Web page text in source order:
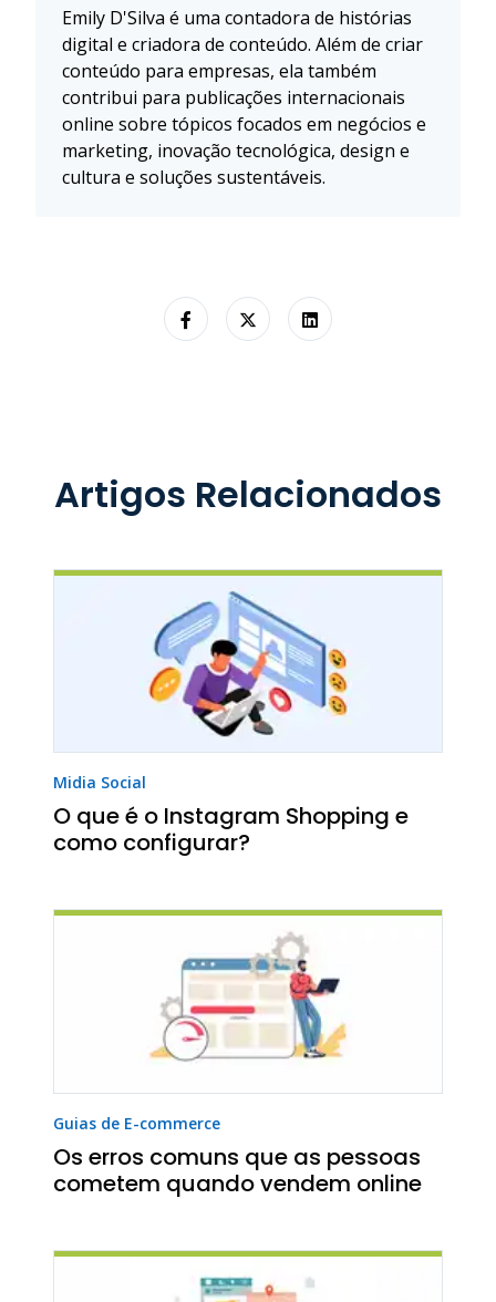
Emily D'Silva é uma contadora de histórias
digital e criadora de conteúdo. Além de criar
conteúdo para empresas, ela também
contribui para publicações internacionais
online sobre tópicos focados em negócios e
marketing, inovação tecnológica, design e
cultura e soluções sustentáveis.
Artigos Relacionados
Midia Social
O que é o Instagram Shopping e
como configurar?
Guias de E-commerce
Os erros comuns que as pessoas
cometem quando vendem online